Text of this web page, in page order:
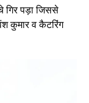
गिर पड़ा जिससे
कुमार व कैटरिंग